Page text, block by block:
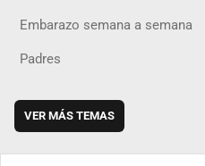
Embarazo semana a semana
Padres
VER MÁS TEMAS